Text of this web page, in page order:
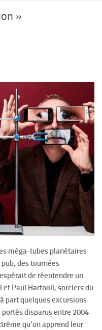
»
méga-tubes planétaires
des tournées
de réentendre un
et Paul Hartnoll, sorciers du
part quelques excursions
disparus entre 2004
qu’on apprend leur